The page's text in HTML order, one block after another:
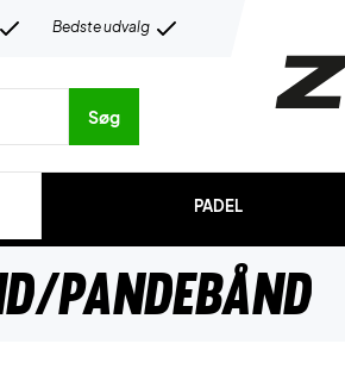
Bedste udvalg
Søg
PADEL
Pandebånd